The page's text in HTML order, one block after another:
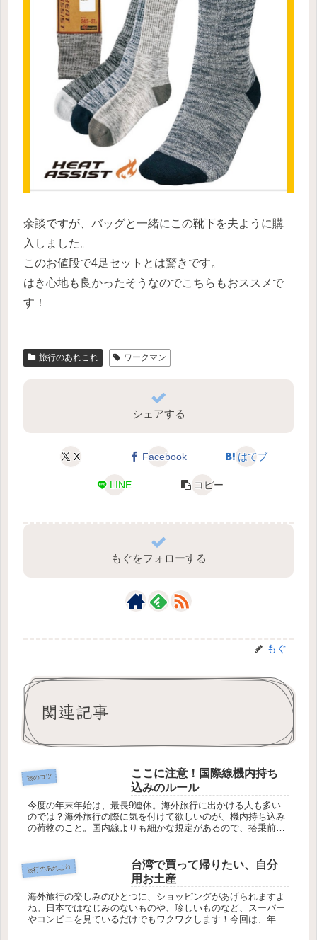
余談ですが、バッグと一緒にこの靴下を夫ように購
入しました。
このお値段で4足セットとは驚きです。
はき心地も良かったそうなのでこちらもおススメで
す！
旅行のあれこれ ワークマン
シェアする
X Facebook はてブ
LINE コピー
もぐをフォローする
もぐ
関連記事
旅のコツ
ここに注意！国際線機内持ち
込みのルール
今度の年末年始は、最長9連休。海外旅行に出かける人も多い
のでは？海外旅行の際に気を付けて欲しいのが、機内持ち込み
の荷物のこと。国内線よりも細かな規定があるので、搭乗前に
旅行のあれこれ
台湾で買って帰りたい、自分
用お土産
海外旅行の楽しみのひとつに、ショッピングがあげられますよ
ね。日本ではなじみのないものや、珍しいものなど、スーパー
やコンビニを見ているだけでもワクワクします！今回は、年に